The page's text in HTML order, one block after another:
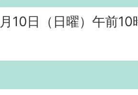
10日（日曜）午前10